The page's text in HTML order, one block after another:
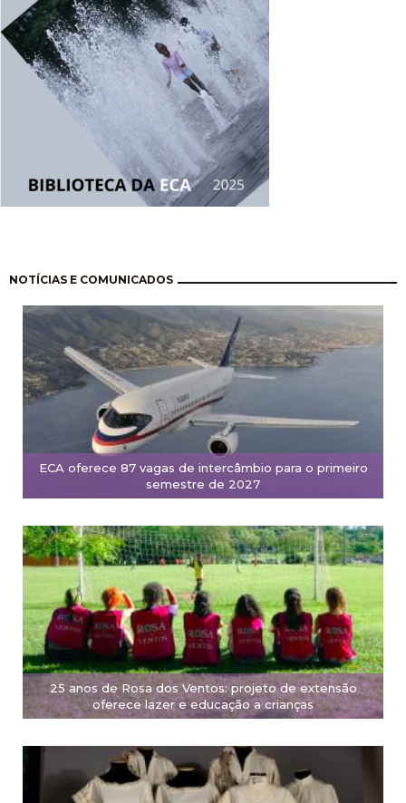
NOTÍCIAS E COMUNICADOS
ECA oferece 87 vagas de intercâmbio para o primeiro
semestre de 2027
25 anos de Rosa dos Ventos: projeto de extensão
oferece lazer e educação a crianças
Paginação